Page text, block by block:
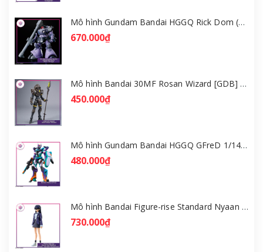
Mô hình Gundam Bandai HGGQ Rick Dom (Gaia / Ortega) 1/144 [GDB] [BHG]
670.000₫
Mô hình Bandai 30MF Rosan Wizard [GDB] [30MF]
450.000₫
Mô hình Gundam Bandai HGGQ GFreD 1/144 [GDB] [BHG]
480.000₫
Mô hình Bandai Figure-rise Standard Nyaan - Gundam GQuuuuuuX [GDB] [FRS]
730.000₫